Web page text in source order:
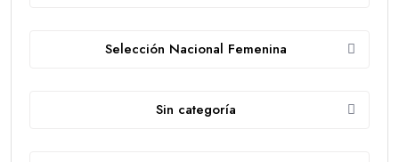
Selección Nacional Femenina
Sin categoría